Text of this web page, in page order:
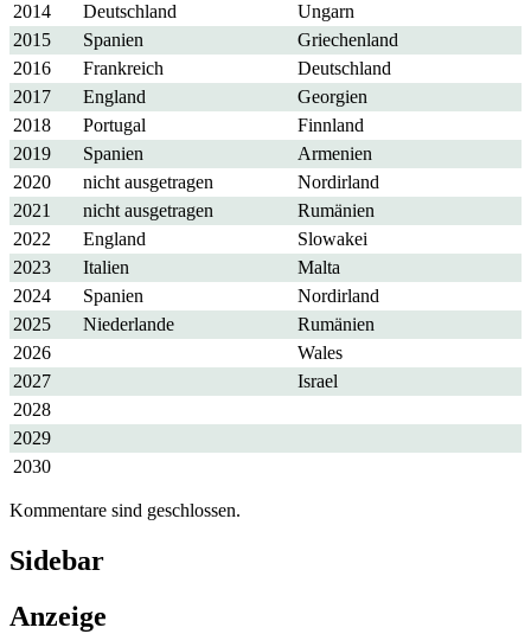
2014
Deutschland
Ungarn
2015
Spanien
Griechenland
2016
Frankreich
Deutschland
2017
England
Georgien
2018
Portugal
Finnland
2019
Spanien
Armenien
2020
nicht ausgetragen
Nordirland
2021
nicht ausgetragen
Rumänien
2022
England
Slowakei
2023
Italien
Malta
2024
Spanien
Nordirland
2025
Niederlande
Rumänien
2026
Wales
2027
Israel
2028
2029
2030
Kommentare sind geschlossen.
Sidebar
Anzeige